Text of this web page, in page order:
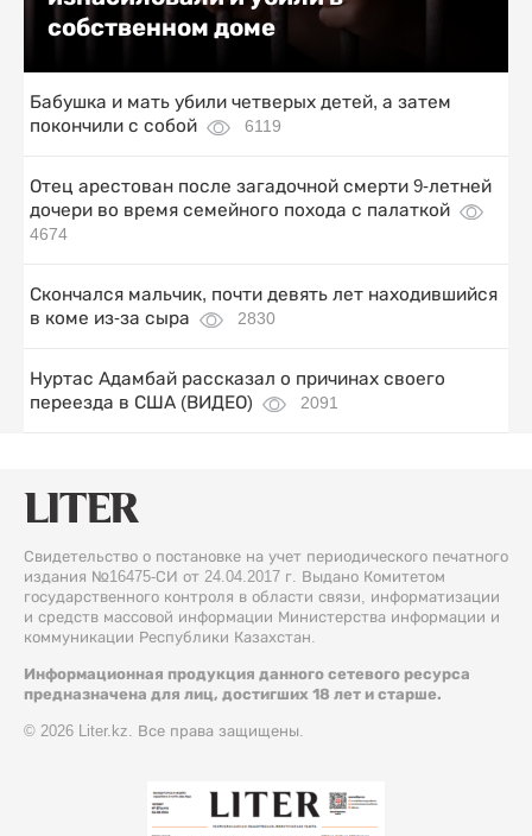
собственном доме
Бабушка и мать убили четверых детей, а затем
покончили с собой
6119
Отец арестован после загадочной смерти 9-летней
дочери во время семейного похода с палаткой
4674
Скончался мальчик, почти девять лет находившийся
в коме из-за сыра
2830
Нуртас Адамбай рассказал о причинах своего
переезда в США (ВИДЕО)
2091
Свидетельство о постановке на учет периодического печатного
издания №16475-СИ от 24.04.2017 г. Выдано Комитетом
государственного контроля в области связи, информатизации
и средств массовой информации Министерства информации и
коммуникации Республики Казахстан.
Информационная продукция данного сетевого ресурса
предназначена для лиц, достигших 18 лет и старше.
© 2026 Liter.kz. Все права защищены.